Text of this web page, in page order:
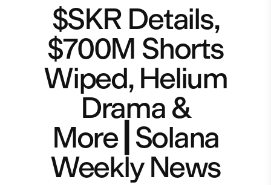
$SKR Details,
$700M Shorts
Wiped, Helium
Drama &
More┃Solana
Weekly News